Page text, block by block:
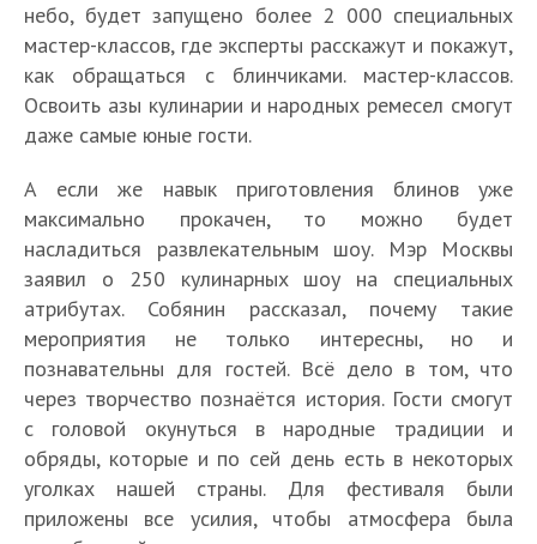
небо, будет запущено более 2 000 специальных
мастер-классов, где эксперты расскажут и покажут,
как обращаться с блинчиками. мастер-классов.
Освоить азы кулинарии и народных ремесел смогут
даже самые юные гости.
А если же навык приготовления блинов уже
максимально прокачен, то можно будет
насладиться развлекательным шоу. Мэр Москвы
заявил о 250 кулинарных шоу на специальных
атрибутах. Собянин рассказал, почему такие
мероприятия не только интересны, но и
познавательны для гостей. Всё дело в том, что
через творчество познаётся история. Гости смогут
с головой окунуться в народные традиции и
обряды, которые и по сей день есть в некоторых
уголках нашей страны. Для фестиваля были
приложены все усилия, чтобы атмосфера была